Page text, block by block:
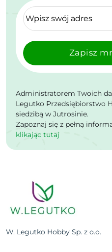
Zapisz
Administratorem Twoich
Legutko Przedsiębiorstwo
siedzibą w Jutrosinie.
Zapoznaj się z pełną
klikając tutaj
W. Legutko Hobby Sp. z o.o.